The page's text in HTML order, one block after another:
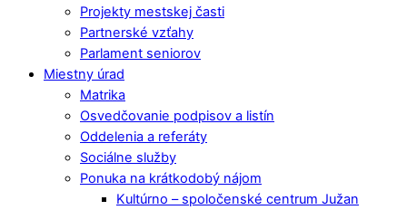
Projekty mestskej časti
Partnerské vzťahy
Parlament seniorov
Miestny úrad
Matrika
Osvedčovanie podpisov a listín
Oddelenia a referáty
Sociálne služby
Ponuka na krátkodobý nájom
Kultúrno – spoločenské centrum Južan